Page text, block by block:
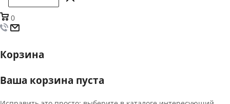
0
Корзина
Ваша корзина пуста